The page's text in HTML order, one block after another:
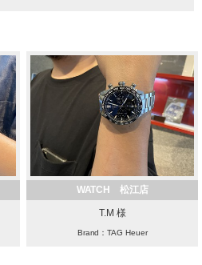
WATCH 松江店
T.M 様
Brand：TAG Heuer